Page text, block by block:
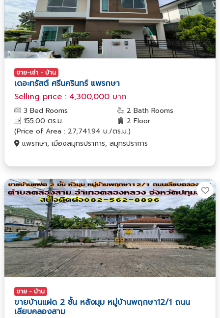
ขาย-เช่า - บ้าน
เดอะทรัสต์ ศรีนครินทร์ แพรกษา
Selling price : 4,300,000 บาท
3 Bed Rooms
2 Bath Rooms
155.00 ตร.ม.
2 Floor
(Price of Area : 27,741.94 บ./ตร.ม.)
แพรกษา, เมืองสมุทรปราการ, สมุทรปราการ
ขาย - บ้าน
ขายบ้านแฝด 2 ชั้น หลังมุม หมู่บ้านพฤกษา12/1 ถนน
เลียบคลองสาม